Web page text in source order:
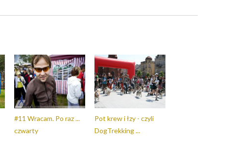
#11 Wracam. Po raz ...
czwarty
Pot krew i łzy - czyli
DogTrekking ...